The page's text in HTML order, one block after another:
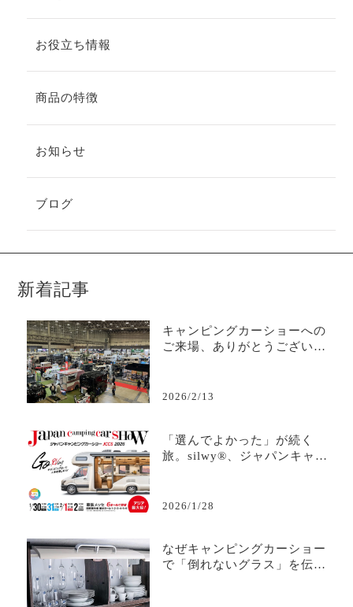
お役立ち情報
商品の特徴
お知らせ
ブログ
新着記事
キャンピングカーショーへの
ご来場、ありがとうございま
2026/2/13
「選んでよかった」が続く
旅。silwy®、ジャパンキャン
2026/1/28
なぜキャンピングカーショー
で「倒れないグラス」を伝え